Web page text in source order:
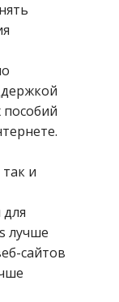
и
лучше
сайтов